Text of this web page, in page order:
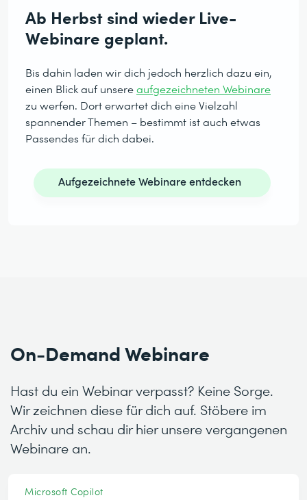
Ab Herbst sind wieder Live-
Webinare geplant.
Bis dahin laden wir dich jedoch herzlich dazu ein,
einen Blick auf unsereaufgezeichneten Webinare
zu werfen. Dort erwartet dich eine Vielzahl
spannender Themen – bestimmt ist auch etwas
Passendes für dich dabei.
Aufgezeichnete Webinare entdecken
On-Demand Webinare
Hast du ein Webinar verpasst? Keine Sorge.
Wir zeichnen diese für dich auf. Stöbere im
Archiv und schau dir hier unsere vergangenen
Webinare an.
Microsoft Copilot